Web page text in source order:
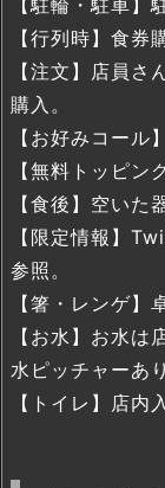
【行列時】食券
【注文】店員
購入。
【お好みコール
【無料トッピン
【食後】空いた
【限定情報】
参照。
【箸・レンゲ】
【お水】お水
水ピッチャーあり
【トイレ】店内